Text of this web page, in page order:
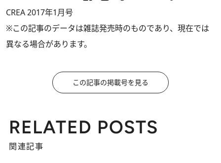
CREA 2017年1月号
※この記事のデータは雑誌発売時のものであり、現在では
異なる場合があります。
この記事の掲載号を見る
RELATED POSTS
関連記事